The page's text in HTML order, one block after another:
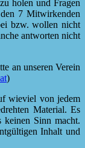
holen und Fragen
7 Mitwirkenden
bzw. wollen nicht
antworten nicht
an unseren Verein
)
wieviel von jedem
Material. Es
Sinn macht.
Inhalt und